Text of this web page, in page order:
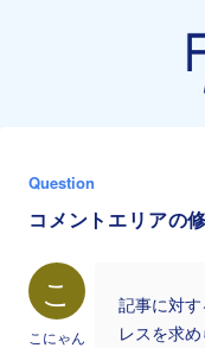
Question
コメントエリアの
こ
こにゃん
記事に対
レスを求